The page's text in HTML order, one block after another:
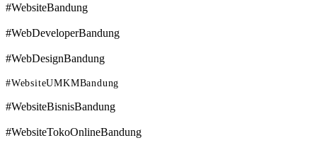
#WebsiteBandung
#WebDeveloperBandung
#WebDesignBandung
#WebsiteUMKMBandung
#WebsiteBisnisBandung
#WebsiteTokoOnlineBandung